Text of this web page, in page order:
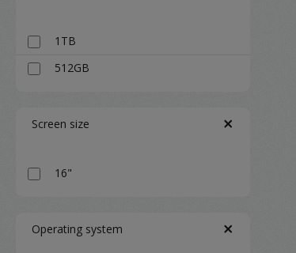
1TB
512GB
Screen size
16"
Operating system